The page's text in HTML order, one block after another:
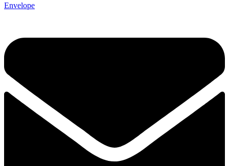
Envelope